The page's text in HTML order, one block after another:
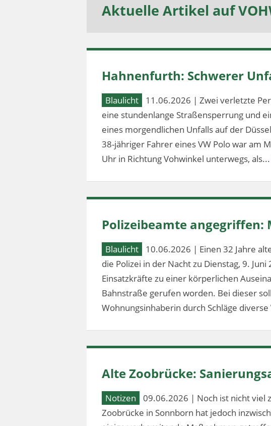
Aktuelle Artikel auf
Hahnenfurth: Schwerer
Blaulicht
11.06.2026 | Zwei verletzte
eine stundenlange Straßensperrung und
eines morgendlichen Unfalls auf der
38-jähriger Fahrer eines VW Polo war am
Uhr in Richtung Vohwinkel unterwegs, als...
Polizeibeamte
Blaulicht
10.06.2026 | Einen 32 Jahre
die Polizei in der Nacht zu Dienstag, 9.
Einsatzkräfte zu einer körperlichen
Bahnstraße gerufen worden. Bei dieser
Wohnungsinhaberin durch Schläge
Alte Zoobrücke:
Notizen
09.06.2026 | Noch ist nicht viel
Zoobrücke in Sonnborn hat jedoch